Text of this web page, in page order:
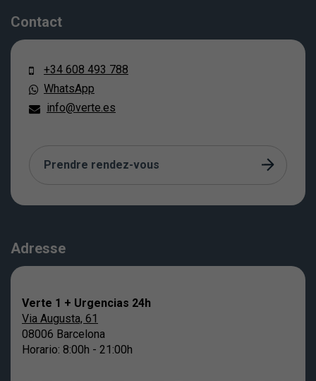
Contact
+34 608 493 788
WhatsApp
info@verte.es
Prendre rendez-vous
Adresse
Verte 1 + Urgencias 24h
Via Augusta, 61
08006 Barcelona
Horario: 8:00h - 21:00h